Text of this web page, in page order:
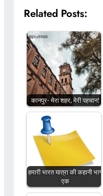
Related Posts:
कानपुर- मेरा शहर, मेरी पहचान!
हमारी भारत यात्रा की कहानी भाग
एक